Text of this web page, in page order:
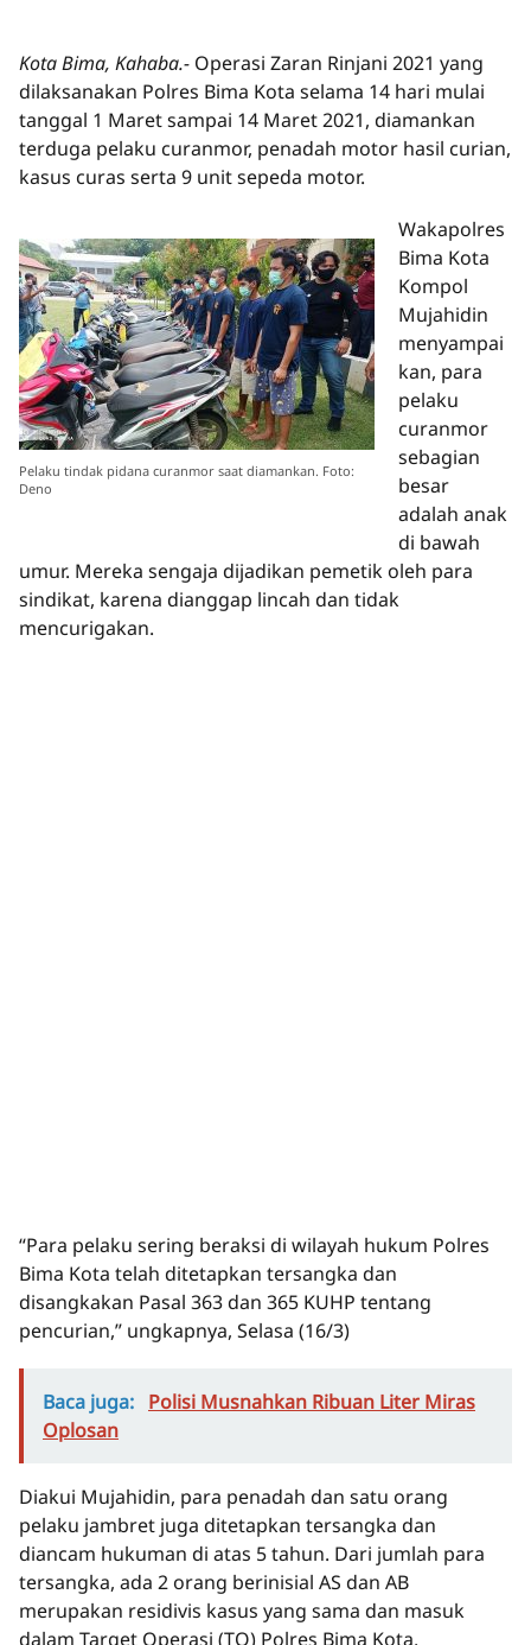
Kota Bima, Kahaba.- Operasi Zaran Rinjani 2021 yang
dilaksanakan Polres Bima Kota selama 14 hari mulai
tanggal 1 Maret sampai 14 Maret 2021, diamankan
terduga pelaku curanmor, penadah motor hasil curian,
kasus curas serta 9 unit sepeda motor.
Pelaku tindak pidana curanmor saat diamankan. Foto:
Deno
Wakapolres
Bima Kota
Kompol
Mujahidin
menyampai
kan, para
pelaku
curanmor
sebagian
besar
adalah anak
di bawah
umur. Mereka sengaja dijadikan pemetik oleh para
sindikat, karena dianggap lincah dan tidak
mencurigakan.
“Para pelaku sering beraksi di wilayah hukum Polres
Bima Kota telah ditetapkan tersangka dan
disangkakan Pasal 363 dan 365 KUHP tentang
pencurian,” ungkapnya, Selasa (16/3)
Baca juga: Polisi Musnahkan Ribuan Liter Miras
Oplosan
Diakui Mujahidin, para penadah dan satu orang
pelaku jambret juga ditetapkan tersangka dan
diancam hukuman di atas 5 tahun. Dari jumlah para
tersangka, ada 2 orang berinisial AS dan AB
merupakan residivis kasus yang sama dan masuk
dalam Target Operasi (TO) Polres Bima Kota.